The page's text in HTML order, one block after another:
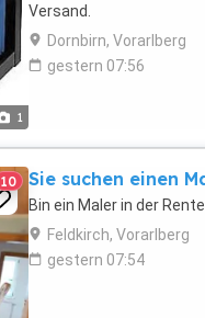
1
Versand.
Dornbirn, Vorarlberg
gestern 07:56
10 Sie suchen einen
Bin ein Maler in der
Feldkirch, Vorarlberg
gestern 07:54